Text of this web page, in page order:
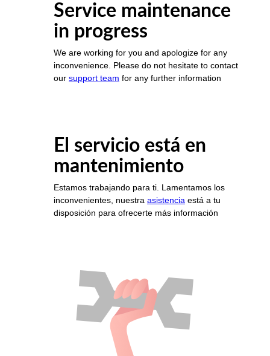
Service maintenance
in progress
We are working for you and apologize for any
inconvenience. Please do not hesitate to contact
our support team for any further information
El servicio está en
mantenimiento
Estamos trabajando para ti. Lamentamos los
inconvenientes, nuestra asistencia está a tu
disposición para ofrecerte más información